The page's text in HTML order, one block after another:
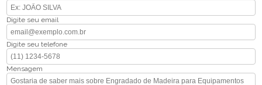
Digite seu email
Digite seu telefone
Mensagem